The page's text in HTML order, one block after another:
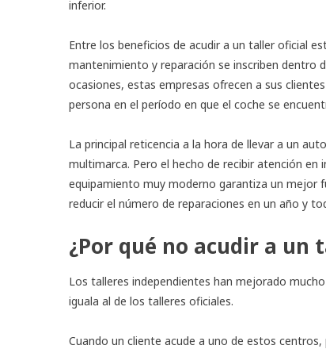
inferior.
Entre los beneficios de acudir a un taller oficial
mantenimiento y reparación se inscriben dentro
ocasiones, estas empresas ofrecen a sus
persona en el período en que el coche se
La principal reticencia a la hora de llevar a un
multimarca. Pero el hecho de recibir atención en
equipamiento muy moderno garantiza un mejor
reducir el número de reparaciones en un año y
¿Por qué no acudir a
Los talleres independientes han mejorado
iguala al de los talleres oficiales.
Cuando un cliente acude a uno de estos